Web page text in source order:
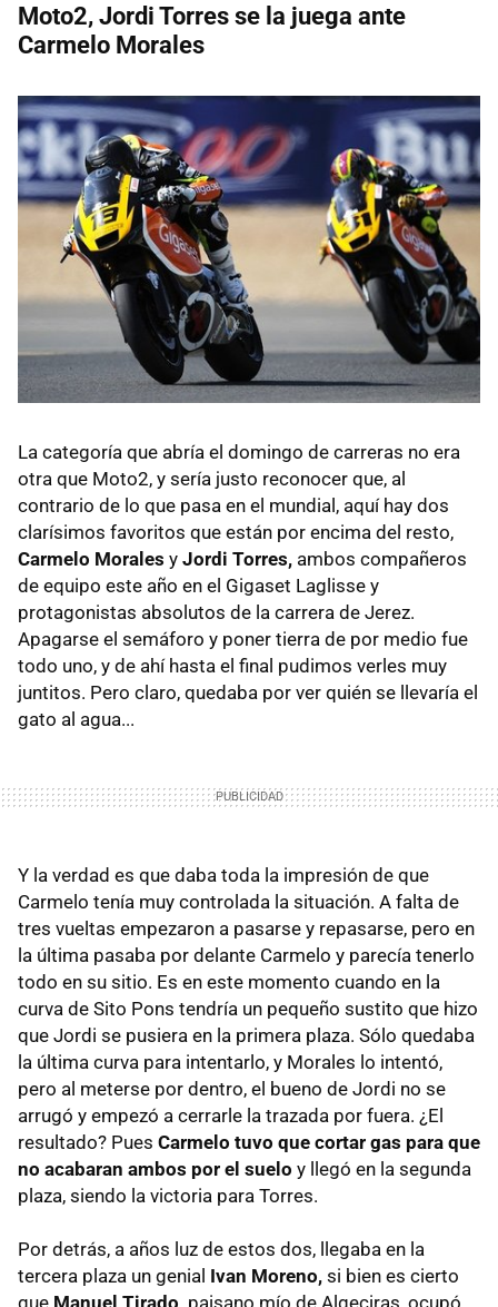
Moto2, Jordi Torres se la juega ante
Carmelo Morales
La categoría que abría el domingo de carreras no era
otra que Moto2, y sería justo reconocer que, al
contrario de lo que pasa en el mundial, aquí hay dos
clarísimos favoritos que están por encima del resto,
Carmelo Morales y Jordi Torres, ambos compañeros
de equipo este año en el Gigaset Laglisse y
protagonistas absolutos de la carrera de Jerez.
Apagarse el semáforo y poner tierra de por medio fue
todo uno, y de ahí hasta el final pudimos verles muy
juntitos. Pero claro, quedaba por ver quién se llevaría el
gato al agua...
Y la verdad es que daba toda la impresión de que
Carmelo tenía muy controlada la situación. A falta de
tres vueltas empezaron a pasarse y repasarse, pero en
la última pasaba por delante Carmelo y parecía tenerlo
todo en su sitio. Es en este momento cuando en la
curva de Sito Pons tendría un pequeño sustito que hizo
que Jordi se pusiera en la primera plaza. Sólo quedaba
la última curva para intentarlo, y Morales lo intentó,
pero al meterse por dentro, el bueno de Jordi no se
arrugó y empezó a cerrarle la trazada por fuera. ¿El
resultado? Pues Carmelo tuvo que cortar gas para que
no acabaran ambos por el suelo y llegó en la segunda
plaza, siendo la victoria para Torres.
Por detrás, a años luz de estos dos, llegaba en la
tercera plaza un genial Ivan Moreno, si bien es cierto